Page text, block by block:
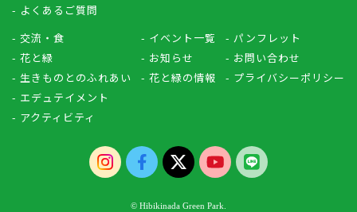
- よくあるご質問
- 交流・食
- 花と緑
- 生きものとのふれあい
- エデュテイメント
- アクティビティ
- イベント一覧
- お知らせ
- 花と緑の情報
- パンフレット
- お問い合わせ
- プライバシーポリシー
© Hibikinada Green Park.